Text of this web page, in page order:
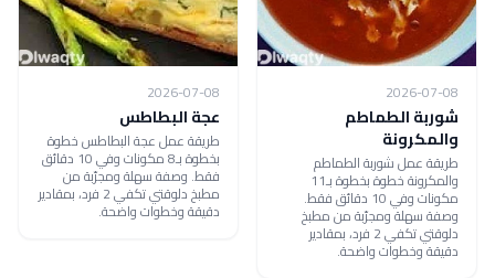
2026-07-08
شوربة الطماطم
والمكرونة
طريقة عمل شوربة الطماطم
والمكرونة خطوة بخطوة بـ11
مكونات وفي 10 دقائق فقط.
وصفة سهلة ومجرّبة من مطبخ
دلوقتي تكفي 2 فرد، بمقادير
دقيقة وخطوات واضحة.
2026-07-08
عجة البطاطس
طريقة عمل عجة البطاطس خطوة
بخطوة بـ8 مكونات وفي 10 دقائق
فقط. وصفة سهلة ومجرّبة من
مطبخ دلوقتي تكفي 2 فرد، بمقادير
دقيقة وخطوات واضحة.